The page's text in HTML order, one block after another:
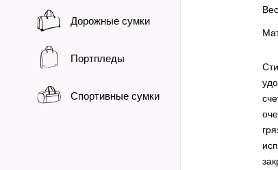
Дорожные сумки
Портпледы
Спортивные сумки
Вес